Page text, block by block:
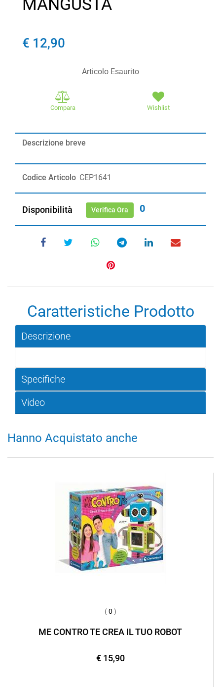
€ 12,90
Articolo Esaurito
Compara Wishlist
Descrizione breve
Codice Articolo CEP1641
Disponibilità Verifica Ora 0
Caratteristiche Prodotto
Descrizione
Specifiche
Video
Hanno Acquistato anche
(0 )
ME CONTRO TE CREA IL TUO ROBOT
€ 15,90